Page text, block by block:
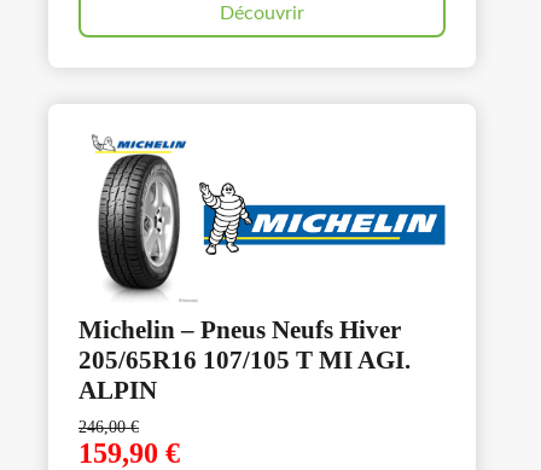
Découvrir
Michelin – Pneus Neufs Hiver
205/65R16 107/105 T MI AGI.
ALPIN
246,00€
159,90 €